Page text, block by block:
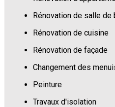
Rénovation de salle de
Rénovation de cuisine
Rénovation de façade
Changement des
Peinture
Travaux d'isolation